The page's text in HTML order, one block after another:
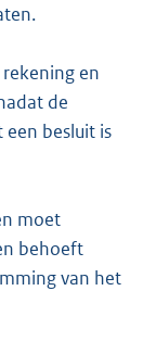
en
de
besluit is
moet
behoeft
van het